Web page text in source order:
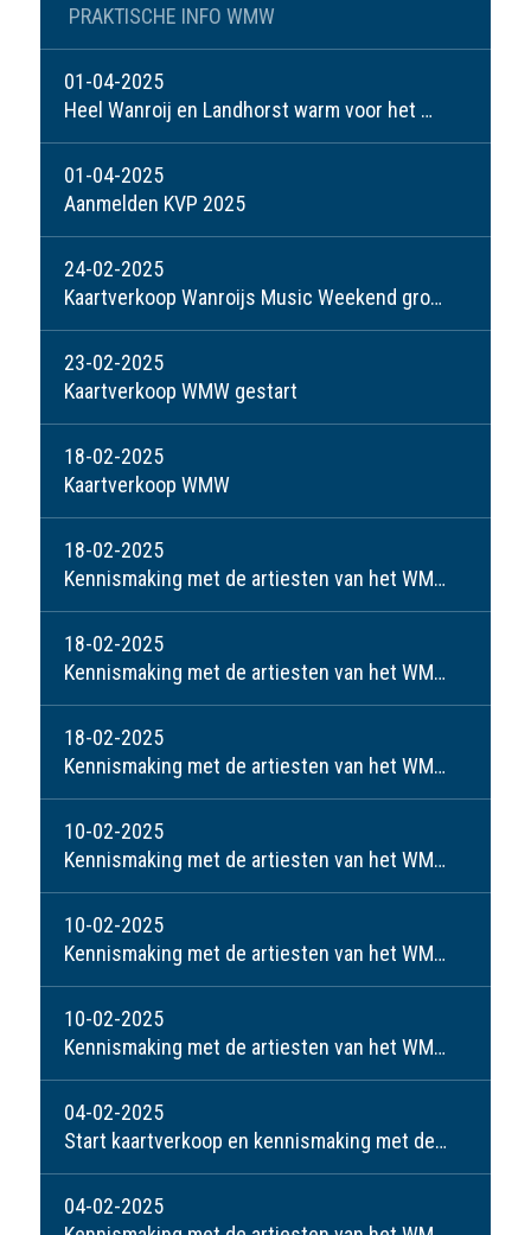
PRAKTISCHE INFO WMW
01-04-2025
Heel Wanroij en Landhorst warm voor het Wanroijs Music Weekend!
01-04-2025
Aanmelden KVP 2025
24-02-2025
Kaartverkoop Wanroijs Music Weekend groot succes!
23-02-2025
Kaartverkoop WMW gestart
18-02-2025
Kaartverkoop WMW
18-02-2025
Kennismaking met de artiesten van het WMW: Jolanda v.d. Kolk
18-02-2025
Kennismaking met de artiesten van het WMW: Pauline Smeets
18-02-2025
Kennismaking met de artiesten van het WMW: Perry v.d. Ven
10-02-2025
Kennismaking met de artiesten van het WMW; Lenn Jakobs
10-02-2025
Kennismaking met de artiesten van het WMW: Marian Baltussen en Torn Strik
10-02-2025
Kennismaking met de artiesten van het WMW; Jan v.d. Hulsbeek
04-02-2025
Start kaartverkoop en kennismaking met de artiesten van het WMW: Ben de Kort
04-02-2025